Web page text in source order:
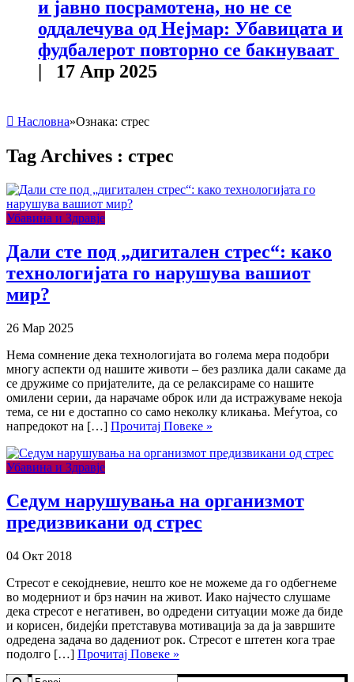
и јавно посрамотена, но не се
оддалечува од Нејмар: Убавицата и
фудбалерот повторно се бакнуваат
| 17 Апр 2025
Насловна»Ознака: стрес
Tag Archives : стрес
Убавина и Здравје
Дали сте под „дигитален стрес“: како
технологијата го нарушува вашиот
мир?
26 Мар 2025
Нема сомнение дека технологијата во голема мера подобри
многу аспекти од нашите животи – без разлика дали сакаме да
се дружиме со пријателите, да се релаксираме со нашите
омилени серии, да нарачаме оброк или да истражуваме некоја
тема, се ни е достапно со само неколку кликања. Меѓутоа, со
напредокот на […] Прочитај Повеке »
Убавина и Здравје
Седум нарушувања на организмот
предизвикани од стрес
04 Окт 2018
Стресот е секојдневие, нешто кое не можеме да го одбегнеме
во модерниот и брз начин на живот. Иако најчесто слушаме
дека стресот е негативен, во одредени ситуации може да биде
и корисен, бидејќи претставува мотивација за да ја завршите
одредена задача во дадениот рок. Стресот е штетен кога трае
подолго […] Прочитај Повеке »